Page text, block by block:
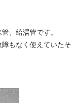
、給湯管です。
もなく使えていたそ